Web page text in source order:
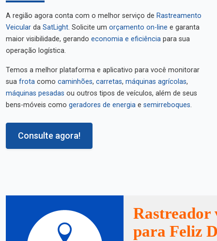
A região agora conta com o melhor serviço de Rastreamento
Veicular da SatLight. Solicite um orçamento on-line e garanta
maior visibilidade, gerando economia e eficiência para sua
operação logística.
Temos a melhor plataforma e aplicativo para você monitorar
sua frota como caminhões, carretas, máquinas agrícolas,
máquinas pesadas ou outros tipos de veículos, além de seus
bens-móveis como geradores de energia e semirreboques.
Consulte agora!
Rastreador
para Feliz